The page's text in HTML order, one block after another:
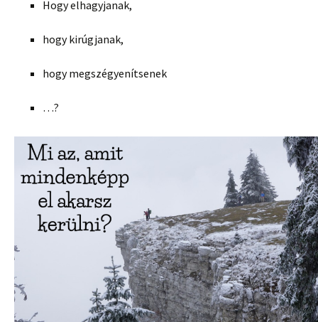
Hogy elhagyjanak,
hogy kirúgjanak,
hogy megszégyenítsenek
…?